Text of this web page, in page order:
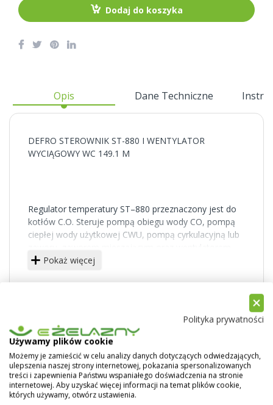
Dodaj do koszyka
Opis Dane Techniczne
DEFRO STEROWNIK ST-880 I WENTYLATOR
WYCIĄGOWY WC 149.1 M
Regulator temperatury ST–880 przeznaczony jest do
kotłów C.O. Steruje pompą obiegu wody CO, pompą
ciepłej wody użytkowej CWU, pompą cyrkulacyjną lub
Sterownik St-880 współpracujące z wentylatorem:
sterowanie pompa CWU
sterowanie pompa dodatkowa
możliwość podłączenia regulatora pokojowego z
komunikacja RS lub tradycyjna
możliwość podłączenia modułu ST-65 GSM
możliwość podłączenia modułu ST-505 ETHERNET
możliwość sterowania dwoma zaworami za pomocą
Pokaż więcej
Polityka prywatności
Używamy plików cookie
Możemy je zamieścić w celu analizy danych dotyczących odwiedzających,
ulepszenia naszej strony internetowej, pokazania spersonalizowanych
treści i zapewnienia Państwu wspaniałego doświadczenia na stronie
internetowej. Aby uzyskać więcej informacji na temat plików cookie,
których używamy, otwórz ustawienia.